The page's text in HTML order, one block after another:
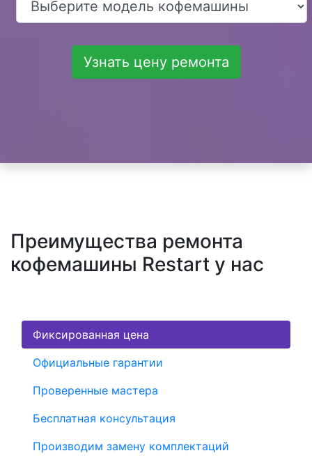
Узнать цену ремонта
Преимущества ремонта
кофемашины Restart у нас
Фиксированная цена
Официальные гарантии
Проверенные мастера
Бесплатная консультация
Производим замену комплектаций